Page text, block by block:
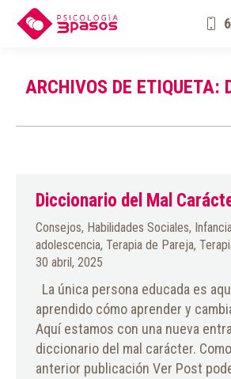
ARCHIVOS DE ETIQUETA:
Diccionario del Mal
Consejos, Habilidades Sociales,
adolescencia, Terapia de Pareja,
30 abril, 2025
La única persona educada es
aprendido cómo aprender y
Aquí estamos con una nueva
diccionario del mal carácter.
anterior publicación Ver Post